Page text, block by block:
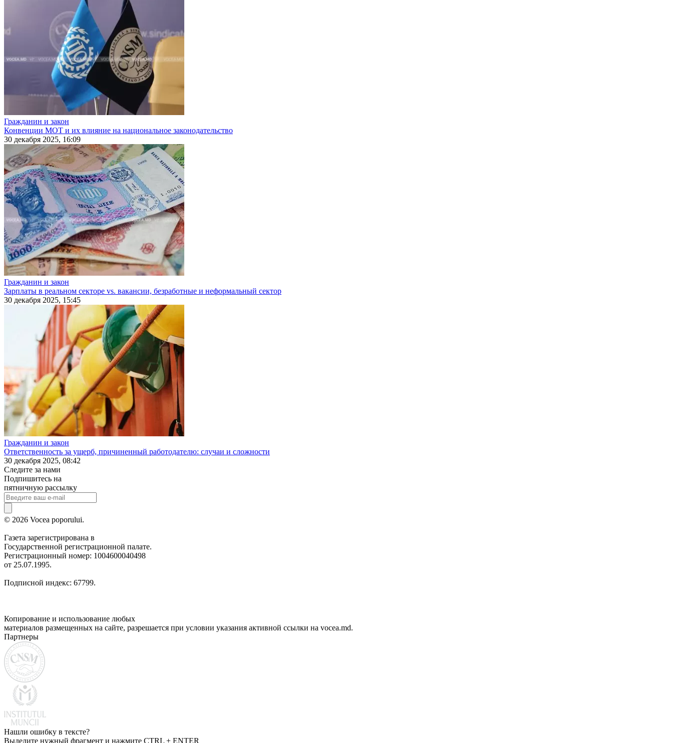
Гражданин и закон
Конвенции МОТ и их влияние на национальное законодательство
30 декабря 2025, 16:09
Гражданин и закон
Зарплаты в реальном секторе vs. вакансии, безработные и неформальный сектор
30 декабря 2025, 15:45
Гражданин и закон
Ответственность за ущерб, причиненный работодателю: случаи и сложности
30 декабря 2025, 08:42
Следите за нами
Подпишитесь на
пятничную рассылку
© 2026 Vocea poporului.
Газета зарегистрирована в
Государственной регистрационной палате.
Регистрационный номер: 1004600040498
от 25.07.1995.
Подписной индекс: 67799.
Копирование и использование любых
материалов размещенных на сайте, разрешается при условии указания активной ссылки на vocea.md.
Партнеры
Нашли ошибку в тексте?
Выделите нужный фрагмент и нажмите CTRL + ENTER